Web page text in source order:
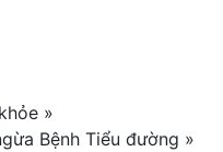
»
Bệnh Tiểu đường »